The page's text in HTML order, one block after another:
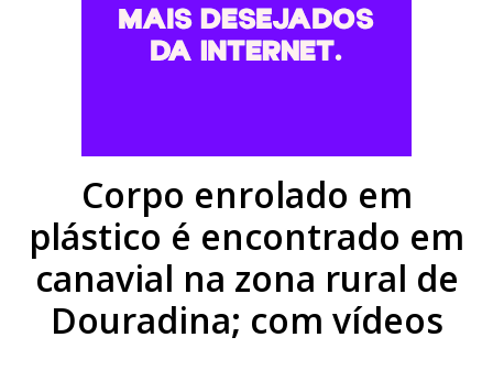
Corpo enrolado em
plástico é encontrado em
canavial na zona rural de
Douradina; com vídeos